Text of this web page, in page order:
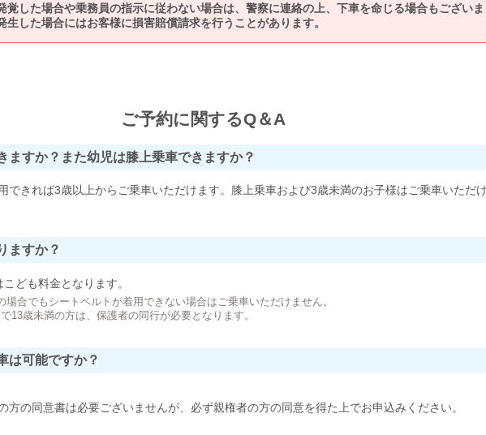
覚した場合や乗務員の指示に従わない場合は、警察に連絡の上、下車を命じる場合もございま
生した場合にはお客様に損害賠償請求を行うことがあります。
ご予約に関するQ＆A
ますか？また幼児は膝上乗車できますか？
できれば3歳以上からご乗車いただけます。膝上乗車および3歳未満のお子様はご乗車いただ
ますか？
ども料金となります。
合でもシートベルトが着用できない場合はご乗車いただけません。
13歳未満の方は、保護者の同行が必要となります。
は可能ですか？
方の同意書は必要ございませんが、必ず親権者の方の同意を得た上でお申込みください。